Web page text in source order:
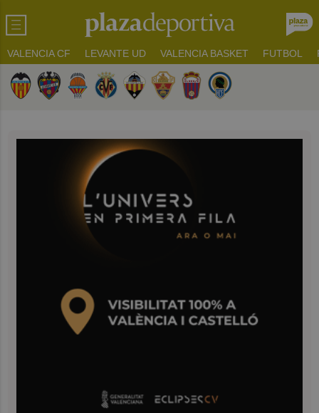
VALENCIA CF LEVANTE UD VALENCIA BASKET FUTBOL